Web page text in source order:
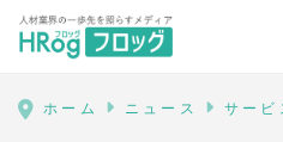
HRog | 人材業界の一
ホーム ニュース サービ